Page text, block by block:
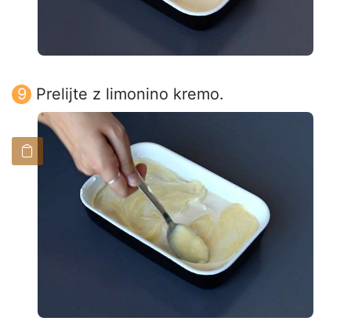
Prelijte z limonino kremo.